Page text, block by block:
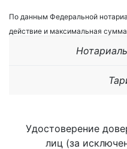
По данным Федеральной
действие и максимальная
Удостоверение
лиц (за